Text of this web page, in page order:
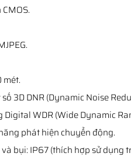
mét.
3D DNR (Dynamic Noise
WDR (Wide Dynamic
phát hiện chuyển động.
bụi: IP67 (thích hợp sử dụng